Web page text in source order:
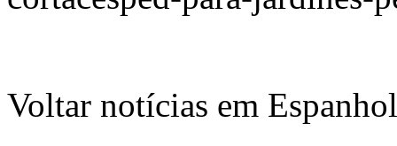
Voltar notícias em Espanhol